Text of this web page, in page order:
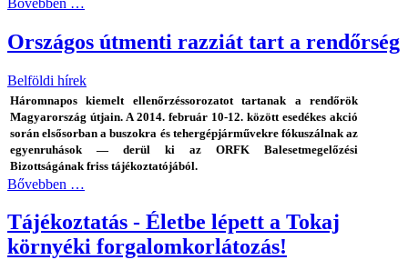
Országos útmenti razziát tart a rendőrség
Belföldi hírek
Háromnapos kiemelt ellenőrzéssorozatot tartanak a rendőrök
Magyarország útjain. A 2014. február 10-12. között esedékes akció
során elsősorban a buszokra és tehergépjárművekre fókuszálnak az
egyenruhások — derül ki az ORFK Balesetmegelőzési
Bizottságának friss tájékoztatójából.
Bővebben …
Tájékoztatás - Életbe lépett a Tokaj
környéki forgalomkorlátozás!